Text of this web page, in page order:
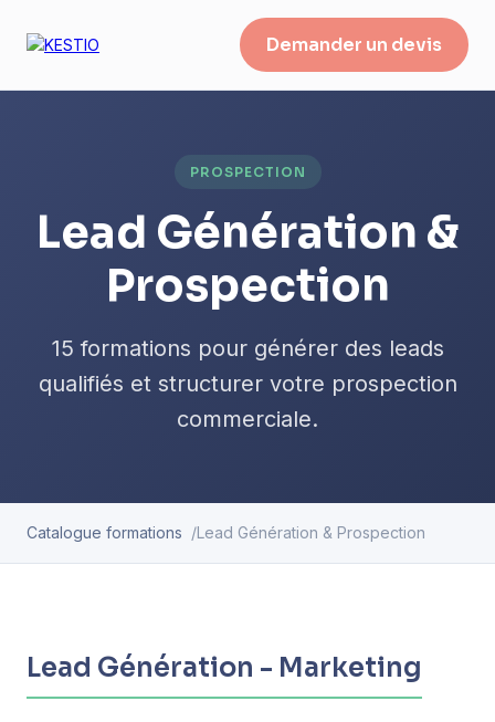
Demander un devis
PROSPECTION
Lead Génération &
Prospection
15 formations pour générer des leads
qualifiés et structurer votre prospection
commerciale.
Catalogue formations Lead Génération & Prospection
Lead Génération - Marketing